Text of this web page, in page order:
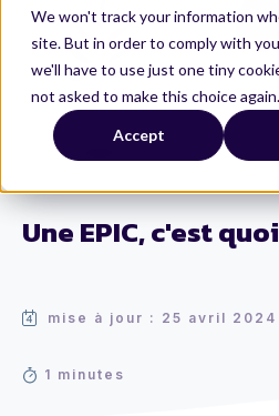
We won't track your information
site. But in order to comply with
we'll have to use just one tiny
not asked to make this choice again.
Accept
Une EPIC, c'est
mise à jour : 25 avril 2024
1 minutes